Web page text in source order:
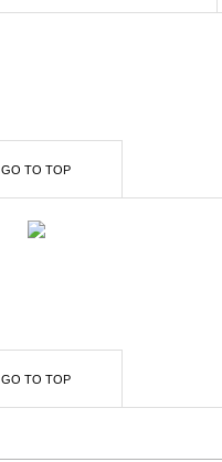
GO TO TOP
GO TO TOP